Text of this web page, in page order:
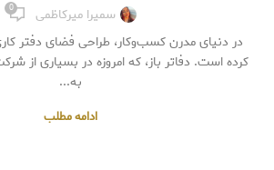
سمیرا میرکاظمی 0
در دنیای مدرن کسب‌وکار، طراحی فضای دفتر
کرده است. دفاتر باز، که امروزه در بسیاری از
به...
ادامه مطلب